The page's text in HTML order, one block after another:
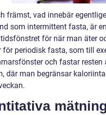
främst, vad innebär
som intermittent fasta, är
för när man äter
för periodisk fasta, som till
och fastar resten
där man begränsar